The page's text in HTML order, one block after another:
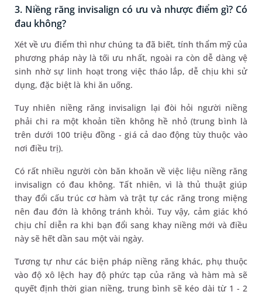
3. Niềng răng invisalign có ưu và nhược điểm gì? Có
đau không?
Xét về ưu điểm thì như chúng ta đã biết, tính thẩm mỹ của
phương pháp này là tối ưu nhất, ngoài ra còn dễ dàng vệ
sinh nhờ sự linh hoạt trong việc tháo lắp, dễ chịu khi sử
dụng, đặc biệt là khi ăn uống.
Tuy nhiên niềng răng invisalign lại đòi hỏi người niềng
phải chi ra một khoản tiền không hề nhỏ (trung bình là
trên dưới 100 triệu đồng - giá cả dao động tùy thuộc vào
nơi điều trị).
Có rất nhiều người còn băn khoăn về việc liệu niềng răng
invisalign có đau không. Tất nhiên, vì là thủ thuật giúp
thay đổi cấu trúc cơ hàm và trật tự các răng trong miệng
nên đau đớn là không tránh khỏi. Tuy vậy, cảm giác khó
chịu chỉ diễn ra khi bạn đổi sang khay niềng mới và điều
này sẽ hết dần sau một vài ngày.
Tương tự như các biện pháp niềng răng khác, phụ thuộc
vào độ xô lệch hay độ phức tạp của răng và hàm mà sẽ
quyết định thời gian niềng, trung bình sẽ kéo dài từ 1 - 2